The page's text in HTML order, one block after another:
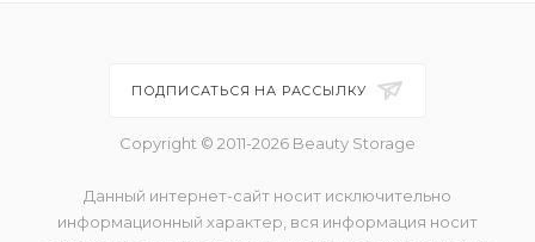
ПОДПИСАТЬСЯ НА РАССЫЛКУ
Copyright © 2011-2026 Beauty Storage
Данный интернет-сайт носит исключительно
информационный характер, вся информация носит